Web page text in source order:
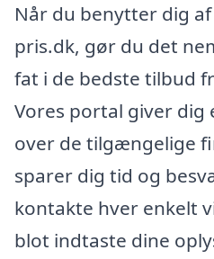
Når du benytter dig
pris.dk, gør du det
fat i de bedste tilbud
Vores portal giver dig
over de tilgængelige
sparer dig tid og
kontakte hver enkelt
blot indtaste dine